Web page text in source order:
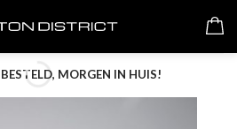
MORGEN IN HUIS!